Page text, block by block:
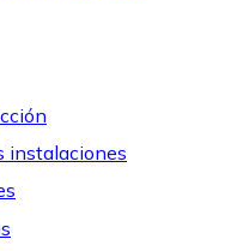
instalaciones